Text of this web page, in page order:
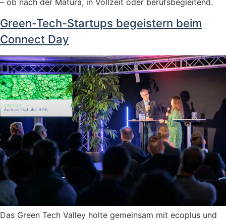
Green-Tech-Startups begeistern beim
Connect Day
Das Green Tech Valley holte gemeinsam mit ecoplus und